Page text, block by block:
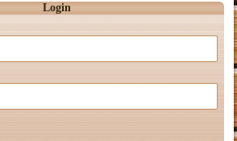
Login